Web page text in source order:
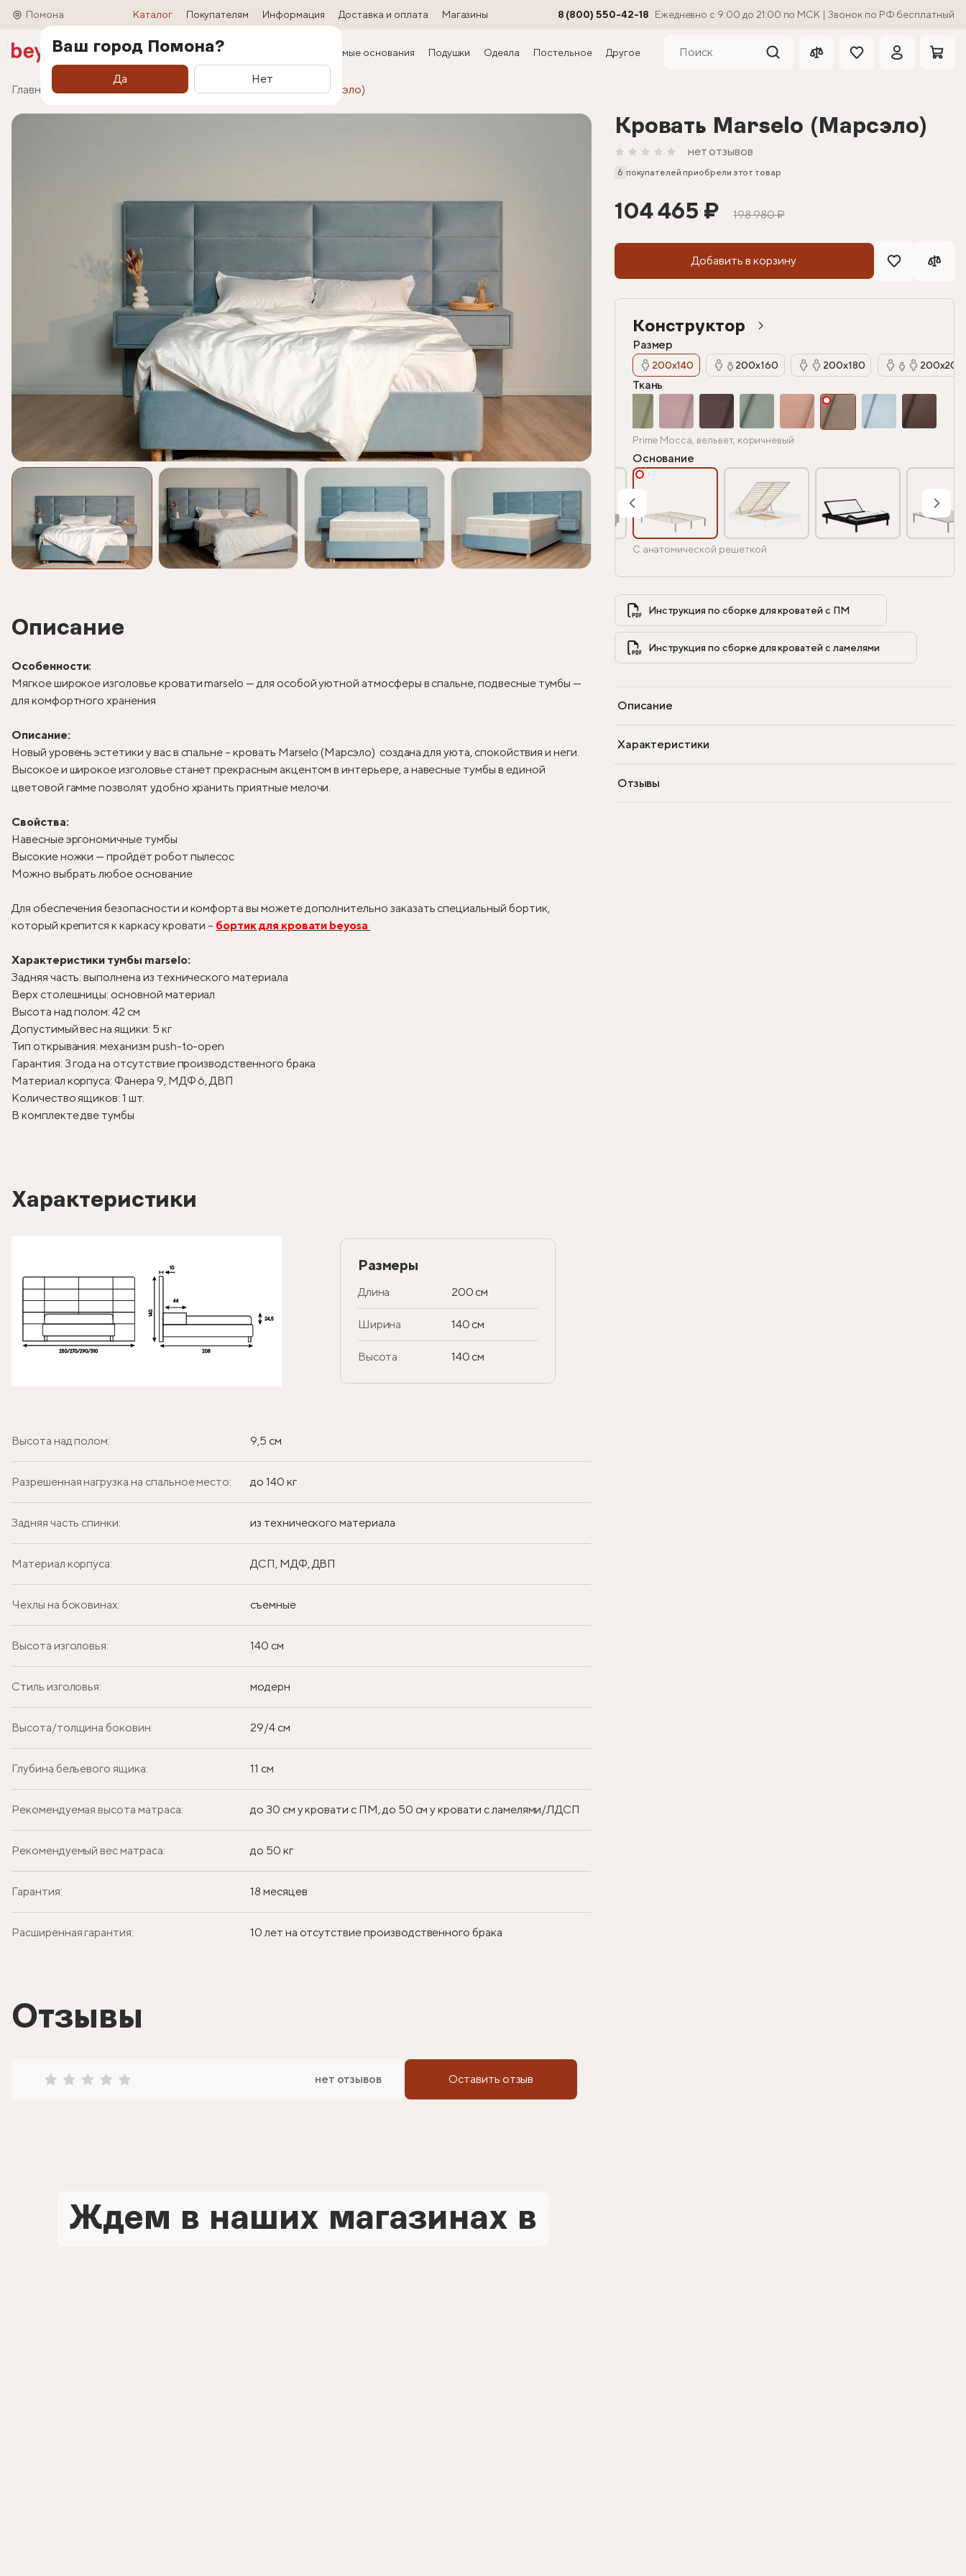
Помона Каталог Покупателям Информация Доставка и оплата Магазины 8 (800) 550-42-18 Ежедневно с 9:00 до 21:00 по МСК | Звонок по РФ бесплатный
Акции Матрасы Кровати Трансформируемые основания Подушки Одеяла Постельное Другое
Главная Кровати Кровать Marselo (Марсэло)
Описание
Особенности:
Мягкое широкое изголовье кровати marselo — для особой уютной атмосферы в спальне, подвесные тумбы —
для комфортного хранения
Описание:
Новый уровень эстетики у вас в спальне – кровать Marselo (Марсэло) создана для уюта, спокойствия и неги.
Высокое и широкое изголовье станет прекрасным акцентом в интерьере, а навесные тумбы в единой
цветовой гамме позволят удобно хранить приятные мелочи.
Свойства:
Навесные эргономичные тумбы
Высокие ножки — пройдёт робот пылесос
Можно выбрать любое основание
Для обеспечения безопасности и комфорта вы можете дополнительно заказать специальный бортик,
который крепится к каркасу кровати – бортик для кровати beyosa
Характеристики тумбы marselo:
Задняя часть: выполнена из технического материала
Верх столешницы: основной материал
Высота над полом: 42 см
Допустимый вес на ящики: 5 кг
Тип открывания: механизм push-to-open
Гарантия: 3 года на отсутствие производственного брака
Материал корпуса: Фанера 9, МДФ 6, ДВП
Количество ящиков: 1 шт.
В комплекте две тумбы
Характеристики
Размеры
Длина 200 см
Ширина 140 см
Высота 140 см
Высота над полом: 9,5 см
Разрешенная нагрузка на спальное место: до 140 кг
Задняя часть спинки: из технического материала
Материал корпуса: ДСП, МДФ, ДВП
Чехлы на боковинах: съемные
Высота изголовья: 140 см
Стиль изголовья: модерн
Высота/толщина боковин: 29/4 см
Глубина бельевого ящика: 11 см
Рекомендуемая высота матраса: до 30 см у кровати с ПМ, до 50 см у кровати с ламелями/ЛДСП
Рекомендуемый вес матраса: до 50 кг
Гарантия: 18 месяцев
Расширенная гарантия: 10 лет на отсутствие производственного брака
Кровать Marselo (Марсэло)
нет отзывов
6 покупателей приобрели этот товар
104 465 ₽ 198 980 ₽
Добавить в корзину
Конструктор
Размер
200х140 200х160 200х180 200х200
Ткань
Prime Mocca, вельвет, коричневый
Основание
С анатомической решеткой
Инструкция по сборке для кроватей с ПМ
Инструкция по сборке для кроватей с ламелями
Описание
Характеристики
Отзывы
Отзывы
нет отзывов Оставить отзыв
Ждем в наших магазинах в
Ваш город Помона?
Да Нет